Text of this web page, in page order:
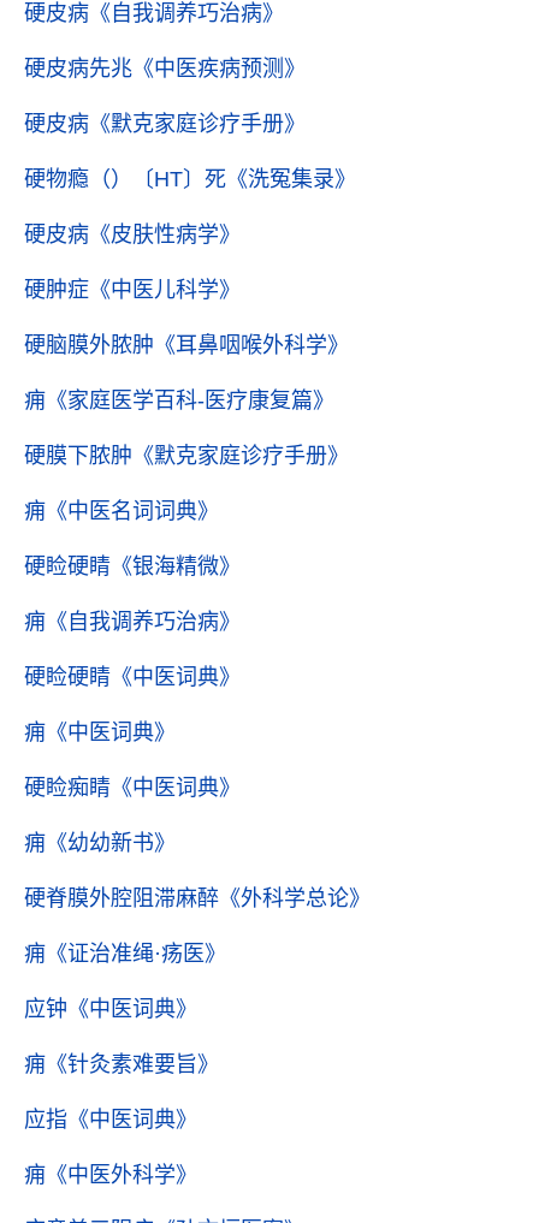
硬皮病 《自我调养巧治病》
硬皮病先兆 《中医疾病预测》
硬皮病 《默克家庭诊疗手册》
硬物瘾（）〔HT〕死 《洗冤集录》
硬皮病 《皮肤性病学》
硬肿症 《中医儿科学》
硬脑膜外脓肿 《耳鼻咽喉外科学》
痈 《家庭医学百科-医疗康复篇》
硬膜下脓肿 《默克家庭诊疗手册》
痈 《中医名词词典》
硬睑硬睛 《银海精微》
痈 《自我调养巧治病》
硬睑硬睛 《中医词典》
痈 《中医词典》
硬睑痴睛 《中医词典》
痈 《幼幼新书》
硬脊膜外腔阻滞麻醉 《外科学总论》
痈 《证治准绳·疡医》
应钟 《中医词典》
痈 《针灸素难要旨》
应指 《中医词典》
痈 《中医外科学》